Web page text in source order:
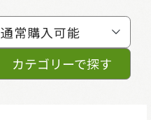
通常購入可能
カテゴリーで探す